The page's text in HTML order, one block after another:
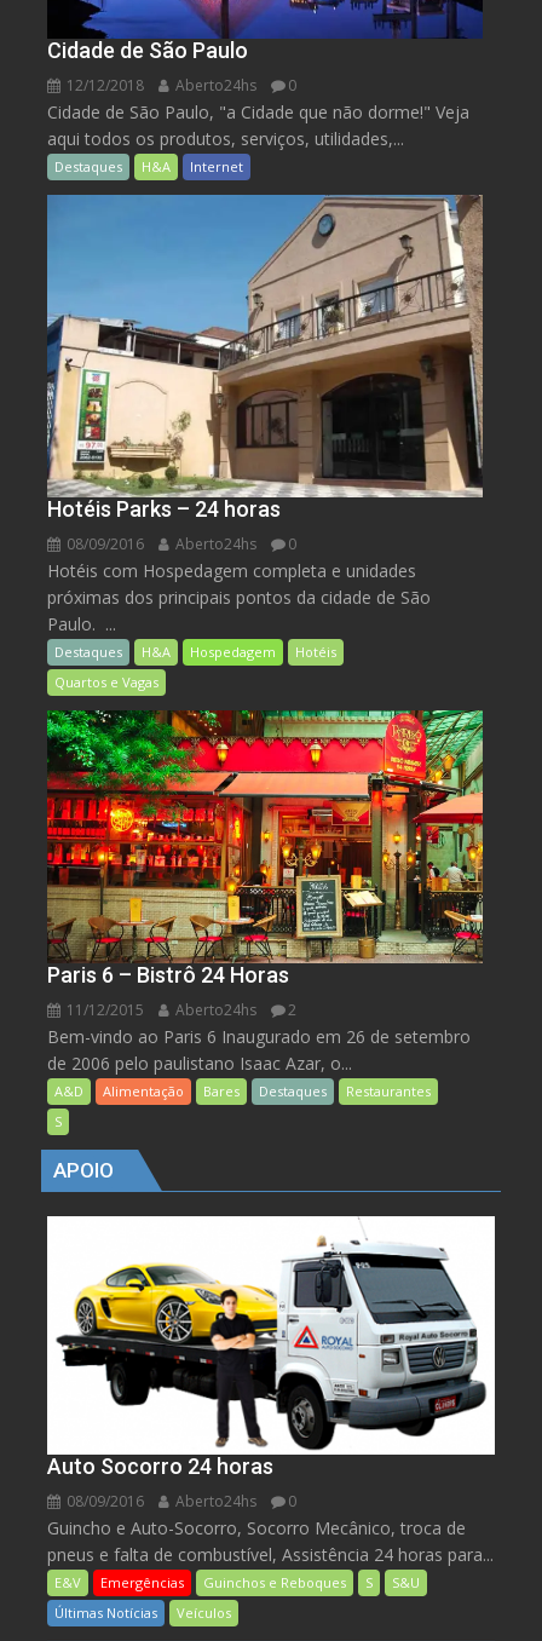
Cidade de São Paulo
12/12/2018 Aberto24hs 0
Cidade de São Paulo, "a Cidade que não dorme!" Veja
aqui todos os produtos, serviços, utilidades,...
Destaques H&A Internet
Hotéis Parks – 24 horas
08/09/2016 Aberto24hs 0
Hotéis com Hospedagem completa e unidades
próximas dos principais pontos da cidade de São
Paulo. ...
Destaques H&A Hospedagem
Hotéis
Quartos e Vagas
Paris 6 – Bistrô 24 Horas
11/12/2015 Aberto24hs 2
Bem-vindo ao Paris 6 Inaugurado em 26 de setembro
de 2006 pelo paulistano Isaac Azar, o...
A&D Alimentação Bares Destaques
Restaurantes
S
APOIO
Auto Socorro 24 horas
08/09/2016 Aberto24hs 0
Guincho e Auto-Socorro, Socorro Mecânico, troca de
pneus e falta de combustível, Assistência 24 horas para...
E&V Emergências Guinchos e Reboques S
S&U
Últimas Notícias
Veículos